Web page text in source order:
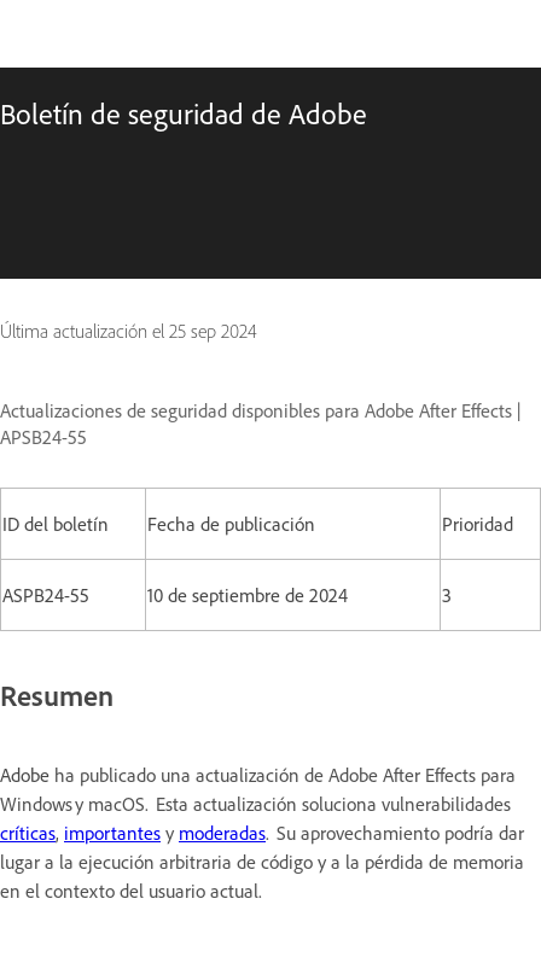
Boletín de seguridad de Adobe
Última actualización el 25 sep 2024
Actualizaciones de seguridad disponibles para Adobe After Effects |
APSB24-55
ID del boletín Fecha de publicación Prioridad
ASPB24-55 10 de septiembre de 2024 3
Resumen
Adobe ha publicado una actualización de Adobe After Effects para
Windows y macOS. Esta actualización soluciona vulnerabilidades
críticas, importantes y moderadas. Su aprovechamiento podría dar
lugar a la ejecución arbitraria de código y a la pérdida de memoria
en el contexto del usuario actual.